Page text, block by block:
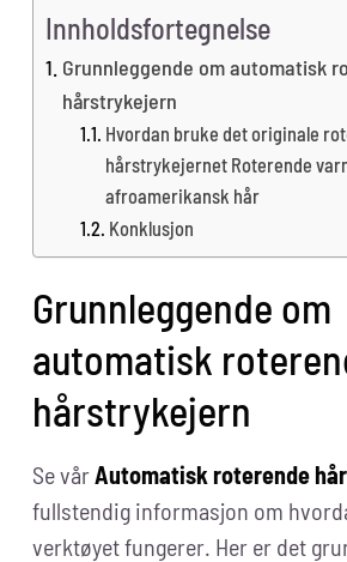
Innholdsfortegnelse
Grunnleggende om automatisk
hårstrykejern
Hvordan bruke det originale
hårstrykejernet Roterende
afroamerikansk hår
Konklusjon
Grunnleggende om
automatisk
hårstrykejern
Se vår Automatisk roterende
fullstendig informasjon om
verktøyet fungerer. Her er det